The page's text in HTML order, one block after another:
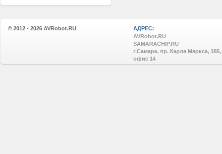
© 2012 - 2026 AVRobot.RU
АДРЕС:
AVRobot.RU
SAMARACHIP.RU
г.Самара, пр. Карла Маркса, 185,
офис 14